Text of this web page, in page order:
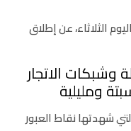
الثلاثاء، عن إطلاق
وشبكات الاتجار
ومليلية
شهدتها نقاط العبور